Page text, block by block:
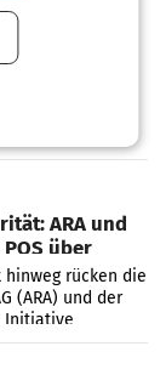
macht
hat im
die
ARA und
über
hinweg rücken die
(ARA) und der
Initiative
österreichischen